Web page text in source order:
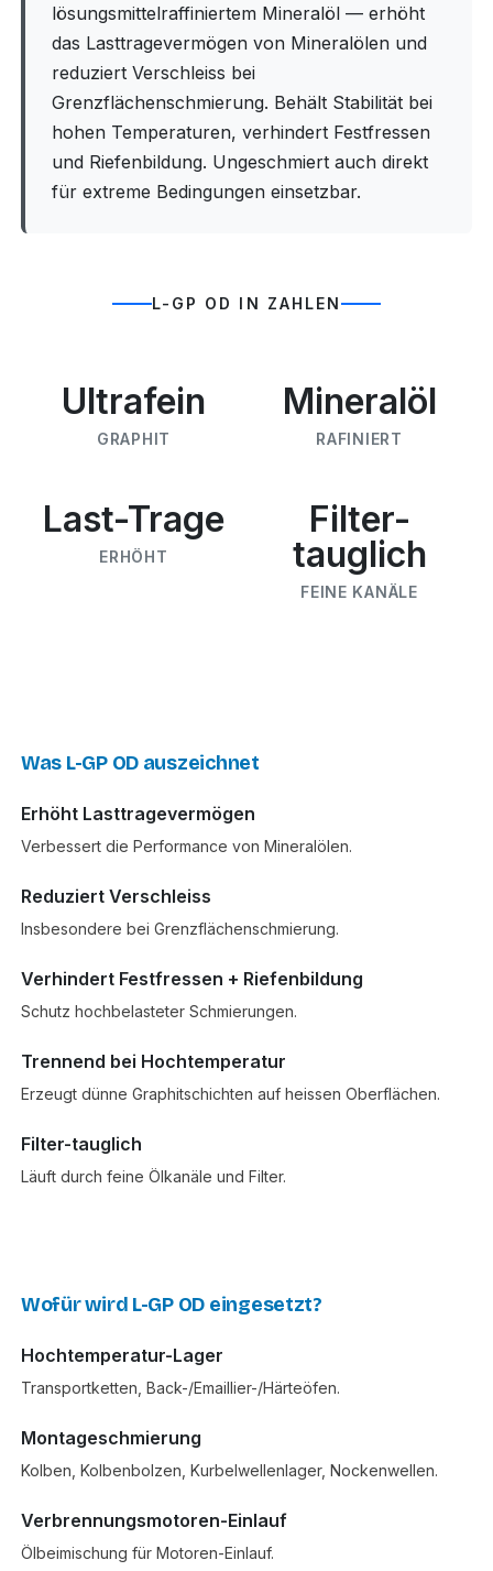
lösungsmittelraffiniertem Mineralöl — erhöht
das Lasttragevermögen von Mineralölen und
reduziert Verschleiss bei
Grenzflächenschmierung. Behält Stabilität bei
hohen Temperaturen, verhindert Festfressen
und Riefenbildung. Ungeschmiert auch direkt
für extreme Bedingungen einsetzbar.
L-GP OD IN ZAHLEN
Ultrafein
GRAPHIT
Mineralöl
RAFINIERT
Last-Trage
ERHÖHT
Filter-
tauglich
FEINE KANÄLE
Was L-GP OD auszeichnet
Erhöht Lasttragevermögen
Verbessert die Performance von Mineralölen.
Reduziert Verschleiss
Insbesondere bei Grenzflächenschmierung.
Verhindert Festfressen + Riefenbildung
Schutz hochbelasteter Schmierungen.
Trennend bei Hochtemperatur
Erzeugt dünne Graphitschichten auf heissen Oberflächen.
Filter-tauglich
Läuft durch feine Ölkanäle und Filter.
Wofür wird L-GP OD eingesetzt?
Hochtemperatur-Lager
Transportketten, Back-/Emaillier-/Härteöfen.
Montageschmierung
Kolben, Kolbenbolzen, Kurbelwellenlager, Nockenwellen.
Verbrennungsmotoren-Einlauf
Ölbeimischung für Motoren-Einlauf.